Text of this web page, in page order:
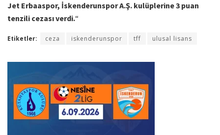
Jet Erbaaspor, İskenderunspor A.Ş. kulüplerine 3 puan
tenzili cezası verdi.“
Etiketler: ceza iskenderunspor tff ulusal lisans